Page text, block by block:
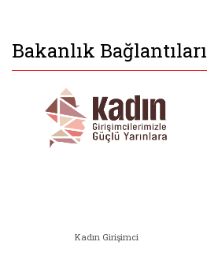
Bakanlık Bağlantıları
Kadın Girişimci